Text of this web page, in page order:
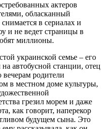
актеров
обласканный
в сериалах и
и не ведет страницы в
миллионы.
украинской семье – его
автобусной станции, отец
родители
в местном доме культуры,
грезил морем и даже
как говорит, наперекор
будущем сына. Это